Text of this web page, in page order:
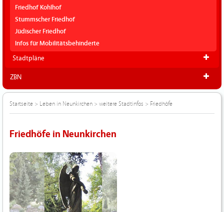
Friedhof Kohlhof
Stummscher Friedhof
Jüdischer Friedhof
Infos für Mobilitätsbehinderte
Stadtpläne
ZBN
Startseite > Leben in Neunkirchen > weitere Stadtinfos > Friedhöfe
Friedhöfe in Neunkirchen